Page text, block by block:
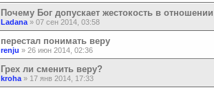
Почему Бог допускает жестокость в отношении
Ladana» 07 сен 2014, 03:58
перестал понимать веру
renju » 26 июн 2014, 02:36
Грех ли сменить веру?
kroha» 17 янв 2014, 17:33